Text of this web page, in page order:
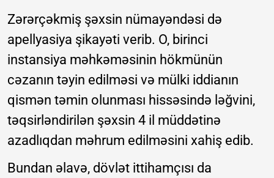
Zərərçəkmiş şəxsin nümayəndəsi də
apellyasiya şikayəti verib. O, birinci
instansiya məhkəməsinin hökmünün
cəzanın təyin edilməsi və mülki iddianın
qismən təmin olunması hissəsində ləğvini,
təqsirləndirilən şəxsin 4 il müddətinə
azadlıqdan məhrum edilməsini xahiş edib.
Bundan əlavə, dövlət ittihamçısı da